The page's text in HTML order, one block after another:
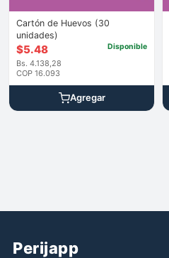
Cartón de Huevos (30
unidades)
$5.48
Bs. 4.138,28
COP 16.093
Disponible
Agregar
Perijapp